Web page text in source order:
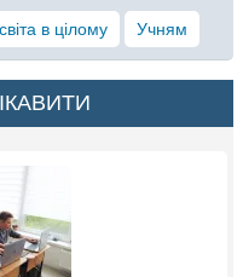
в цілому Учням